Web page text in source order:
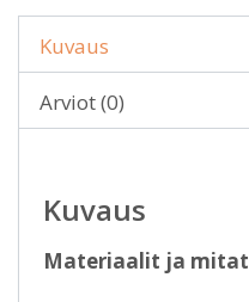
Kuvaus
Arviot (0)
Kuvaus
Materiaalit ja mitat